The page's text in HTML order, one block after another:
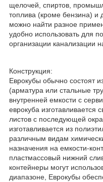
щелочей, спиртов,
топлива (кроме бензина) и
можно найти разное
удобно использовать для
организации канализации
Конструкция:
Еврокубы обычно состоят
(арматура или стальные
внутренней емкости с
еврокуба изготавливается
листов с последующей
изготавливается из
различным видам
назначения на емкости-
пластмассовый нижний
контейнеры могут
диапазоне, Еврокубы